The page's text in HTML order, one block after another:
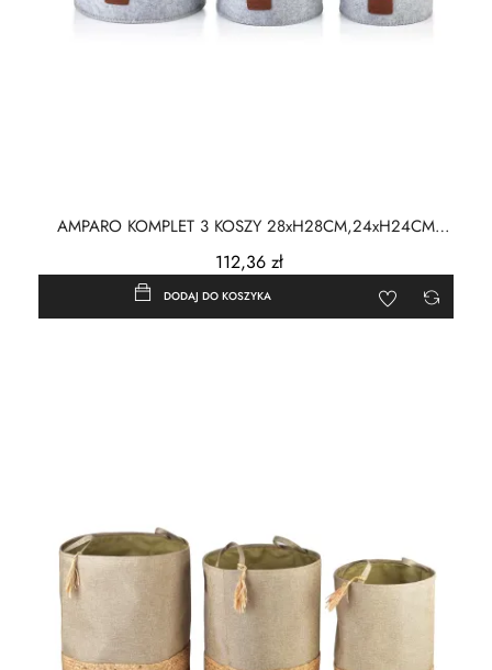
AMPARO KOMPLET 3 KOSZY 28xH28CM,24xH24CM
20xH20CM
112,36 zł
DODAJ DO KOSZYKA